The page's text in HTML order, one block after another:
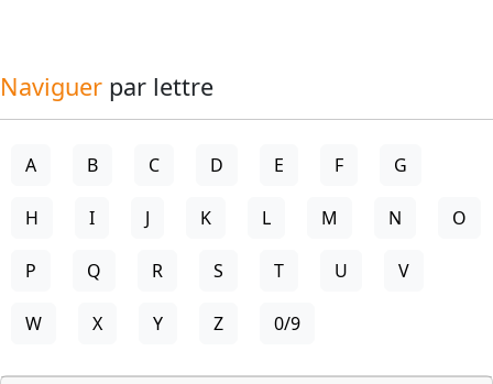
Naviguer par lettre
A B C D E F G
H I J K L M N O
P Q R S T U V
W X Y Z 0/9